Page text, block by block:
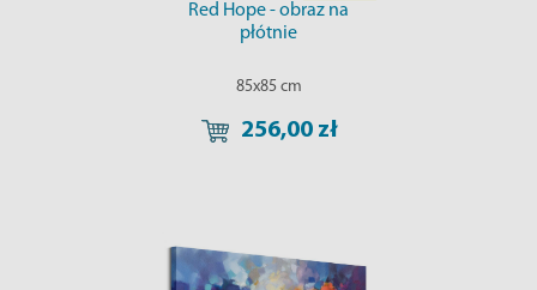
Red Hope - obraz na
płótnie
85x85 cm
256,00 zł